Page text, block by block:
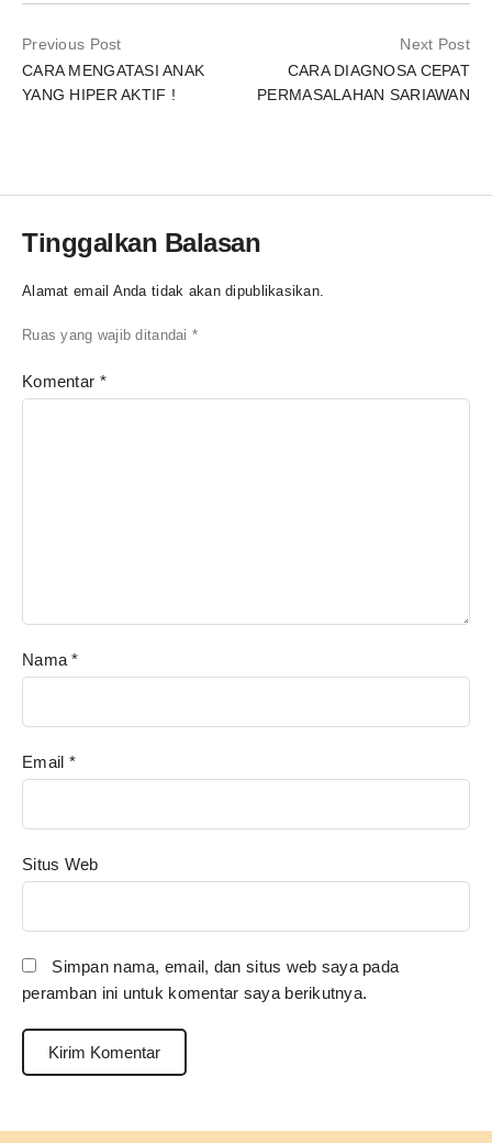
Previous Post
CARA MENGATASI ANAK
YANG HIPER AKTIF !
Next Post
CARA DIAGNOSA CEPAT
PERMASALAHAN SARIAWAN
Tinggalkan Balasan
Alamat email Anda tidak akan dipublikasikan.
Ruas yang wajib ditandai *
Komentar *
Nama*
Email *
Situs Web
Simpan nama, email, dan situs web saya pada
peramban ini untuk komentar saya berikutnya.